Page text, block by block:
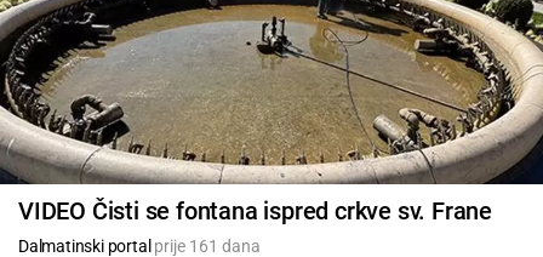
VIDEO Čisti se fontana ispred crkve sv. Frane
Dalmatinski portal prije 161 dana